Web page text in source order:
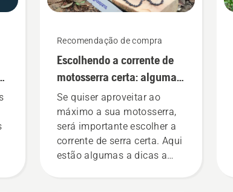
Recomendação de compra
Escolhendo a corrente de
motosserra certa: algumas
dicas
Se quiser aproveitar ao
máximo a sua motosserra,
será importante escolher a
corrente de serra certa. Aqui
estão algumas a dicas a